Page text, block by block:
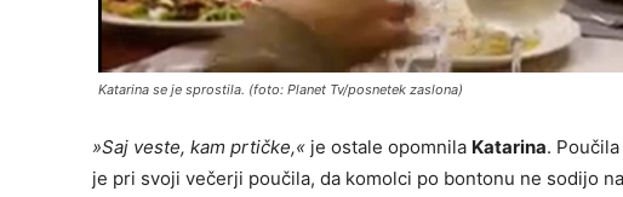
Katarina se je sprostila. (foto: Planet Tv/posnetek zaslona)
»Saj veste, kam prtičke,« je ostale opomnila Katarina.
je pri svoji večerji poučila, da komolci po bontonu ne sodijo